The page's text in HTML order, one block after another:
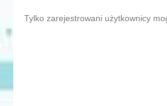
Tylko zarejestrowani użytkownicy